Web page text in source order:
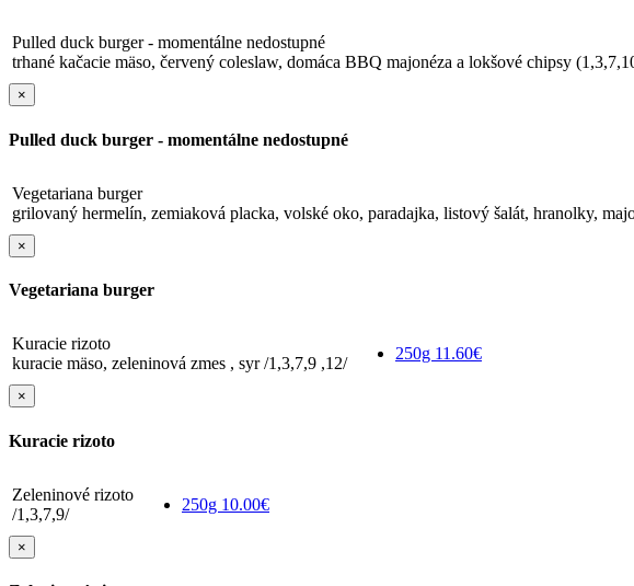
Pulled duck burger - momentálne nedostupné
trhané kačacie mäso, červený coleslaw, domáca BBQ majonéza a lokšové chipsy
×
Pulled duck burger - momentálne nedostupné
Vegetariana burger
grilovaný hermelín, zemiaková placka, volské oko, paradajka, listový šalát, hranolky,
×
Vegetariana burger
Kuracie rizoto
kuracie mäso, zeleninová zmes , syr /1,3,7,9 ,12/
250g 11.60€
×
Kuracie rizoto
Zeleninové rizoto
/1,3,7,9/
250g 10.00€
×